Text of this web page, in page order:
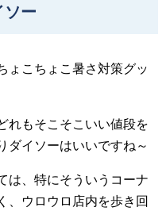
ー
ょこちょこ暑さ対策グッ
れもそこそこいい値段を
ダイソーはいいですね～
は、特にそういうコーナ
、ウロウロ店内を歩き回